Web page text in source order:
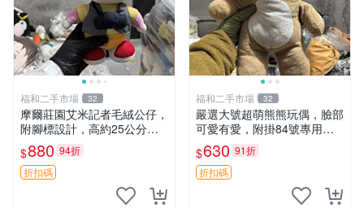
福和二手市場 32
摩爾莊園艾米記者毛絨公仔，
附腳標設計，高約25公分，
全新未拆封，限量珍藏。艾米
記者 毛絨公仔 超萌玩偶
$880 94折
折扣碼
福和二手市場 32
嚴選大號超萌熊熊玩偶，臉部
可愛有愛，附掛84號專用
袋，適合收藏與送禮 寶寶熊
玩具 熊抱枕
$630 91折
折扣碼